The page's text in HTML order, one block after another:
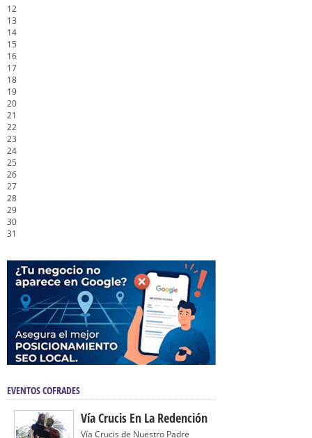
12
13
14
15
16
17
18
19
20
21
22
23
24
25
26
27
28
29
30
31
EVENTOS COFRADES
Vía Crucis En La Redención
Vía Crucis de Nuestro Padre